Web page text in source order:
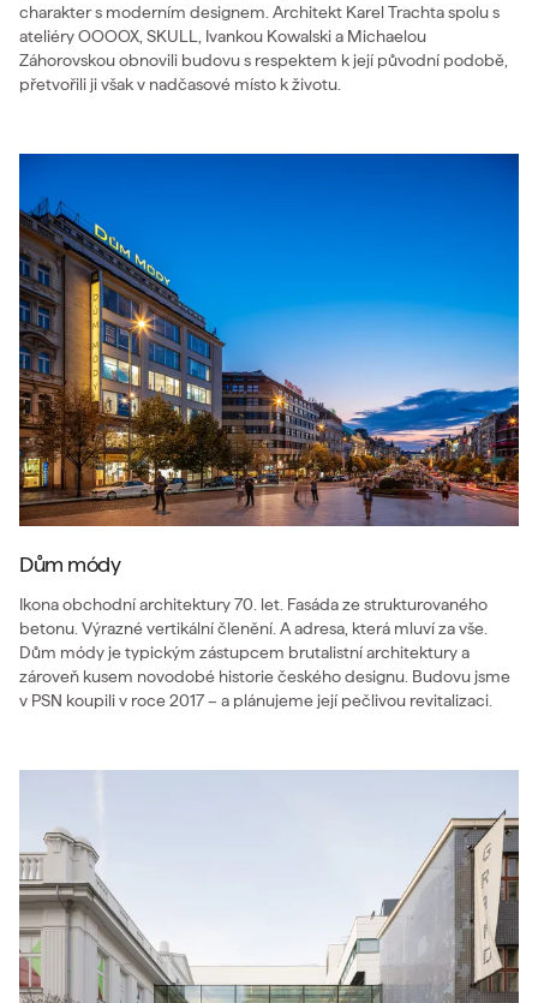
charakter s moderním designem. Architekt Karel Trachta spolu s
ateliéry OOOOX, SKULL, Ivankou Kowalski a Michaelou
Záhorovskou obnovili budovu s respektem k její původní podobě,
přetvořili ji však v nadčasové místo k životu.
Dům módy
Ikona obchodní architektury 70. let. Fasáda ze strukturovaného
betonu. Výrazné vertikální členění. A adresa, která mluví za vše.
Dům módy je typickým zástupcem brutalistní architektury a
zároveň kusem novodobé historie českého designu. Budovu jsme
v PSN koupili v roce 2017 – a plánujeme její pečlivou revitalizaci.